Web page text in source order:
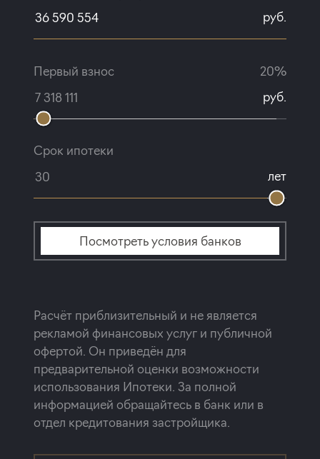
руб.
Первый взнос
20%
руб.
Срок ипотеки
лет
Посмотреть условия банков
Расчёт приблизительный и не является
рекламой финансовых услуг и публичной
офертой. Он приведён для
предварительной оценки возможности
использования Ипотеки. За полной
информацией обращайтесь в банк или в
отдел кредитования застройщика.